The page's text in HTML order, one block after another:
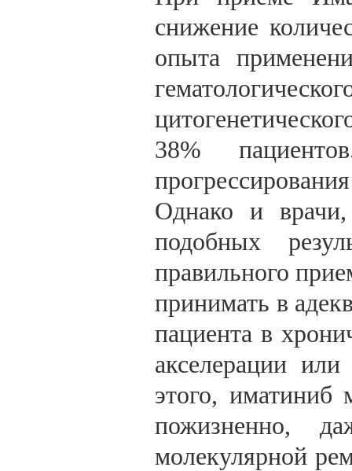
снижение
опыта
38%
Однако и
подобных
правильного
принимать в
пациента в
акселерации
этого, иматиниб
пожизненно,
молекулярной